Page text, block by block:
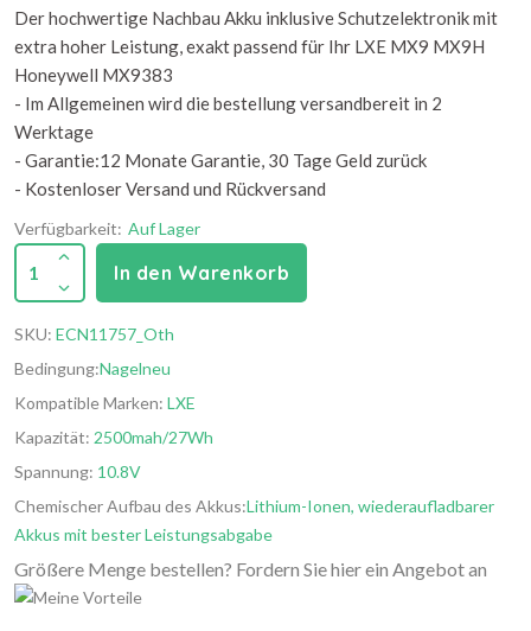
Der hochwertige Nachbau Akku inklusive Schutzelektronik mit
extra hoher Leistung, exakt passend für Ihr LXE MX9 MX9H
Honeywell MX9383
- Im Allgemeinen wird die bestellung versandbereit in 2
Werktage
- Garantie:12 Monate Garantie, 30 Tage Geld zurück
- Kostenloser Versand und Rückversand
Verfügbarkeit: Auf Lager
1 In den Warenkorb
SKU: ECN11757_Oth
Bedingung:Nagelneu
Kompatible Marken: LXE
Kapazität: 2500mah/27Wh
Spannung: 10.8V
Chemischer Aufbau des Akkus:Lithium-Ionen, wiederaufladbarer
Akkus mit bester Leistungsabgabe
Größere Menge bestellen? Fordern Sie hier ein Angebot an